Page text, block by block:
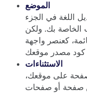
الموضع
اللغة في الجزء
الخاصة بك. ولكن
كعنصر واجهة
الاستثناءات
على موقعك،
صفحة أو صفحات